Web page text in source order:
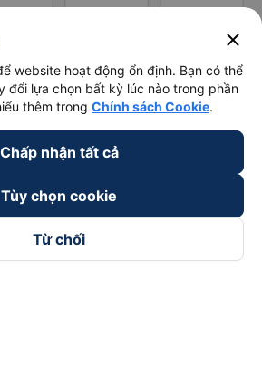
close
website hoạt động ổn định. Bạn có thể
đổi lựa chọn bất kỳ lúc nào trong phần
thêm trong Chính sách Cookie.
Chấp nhận tất cả
Tùy chọn cookie
Từ chối